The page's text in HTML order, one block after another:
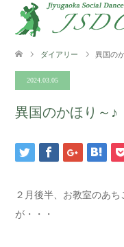
ダイアリー 異国の
2024.03.05
異国のかほり～♪
２月後半、お教室のあち
が・・・